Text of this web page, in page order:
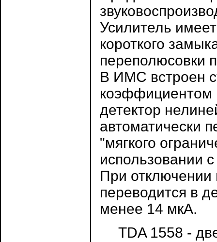
Усилитель
короткого
переполюсовки
В ИМС встроен
коэффициентом
детектор
автоматически
"мягкого
использовании
При
переводится в
менее 14 мкА.
TDA 1558 -